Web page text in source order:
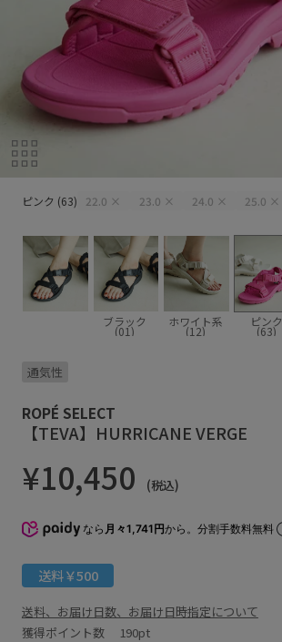
ピンク (63) 22.0 × 23.0 × 24.0 × 25.0 ×
ブラック
(01)
ホワイト系
(12)
ピンク
(63)
通気性
ROPÉ SELECT
【TEVA】HURRICANE VERGE
¥10,450 (税込)
なら 月々1,741円から。分割手数料無料
送料￥500
送料、お届け日数、お届け日時指定について
獲得ポイント数
190pt